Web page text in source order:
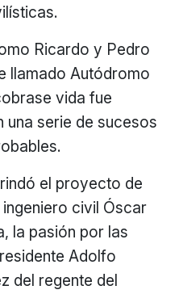
Ricardo y Pedro
llamado Autódromo
vida fue
una serie de sucesos
el proyecto de
civil Óscar
la pasión por las
Adolfo
del regente del